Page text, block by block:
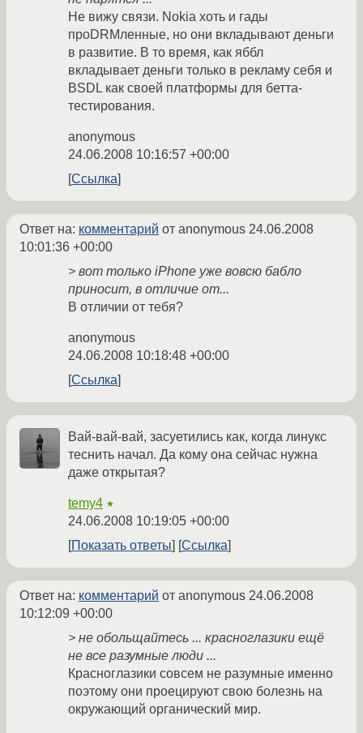
Не вижу связи. Nokia хоть и гады
проDRMленные, но они вкладывают деньги
в развитие. В то время, как яббл
вкладывает деньги только в рекламу себя и
BSDL как своей платформы для бетта-
тестирования.
anonymous
24.06.2008 10:16:57 +00:00
Ссылка
Ответ на: комментарий от anonymous 24.06.2008
10:01:36 +00:00
> вот только iPhone уже вовсю бабло
приносит, в отличие от...
В отличии от тебя?
anonymous
24.06.2008 10:18:48 +00:00
Ссылка
Вай-вай-вай, засуетились как, когда линукс
теснить начал. Да кому она сейчас нужна
даже открытая?
temy4 ★
24.06.2008 10:19:05 +00:00
Показать ответы
Ссылка
Ответ на: комментарий от anonymous 24.06.2008
10:12:09 +00:00
> не обольщайтесь ... красноглазики ещё
не все разумные люди ...
Красноглазики совсем не разумные именно
поэтому они проецируют свою болезнь на
окружающий органический мир.